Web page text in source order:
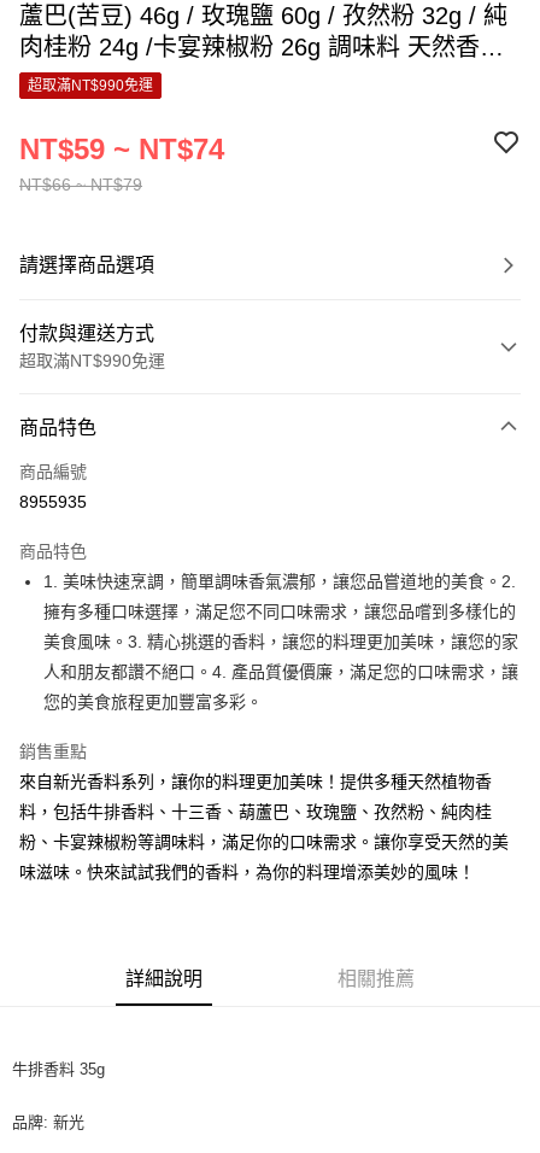
蘆巴(苦豆) 46g / 玫瑰鹽 60g / 孜然粉 32g / 純
肉桂粉 24g /卡宴辣椒粉 26g 調味料 天然香料
A超取滿NT$990免運
NT$66 ~ NT$79
NT$59 ~ NT$74
請選擇商品選項
付款與運送方式
超取滿NT$990免運
信用卡一次付款
超商取貨付款
Apple Pay
街口支付
悠遊付
全盈+PAY
AFTEE先享後付
相關說明
【關於「AFTEE先享後付」】
AFTEE先享後付是「在收到商品之後才付款」的支付方式。 讓您購物簡單
便利好安心！
１．簡單：不需註冊會員、不需綁卡、不需儲值。
１．於結帳方式選擇「AFTEE先享後付」後，將跳轉至「AFTEE先享後付」
結帳頁面，進行簡訊認證並確認金額後，即可完成結帳。
ATM／網路銀行／等多元方式進行付款，方視為交易完成。
購買商品的店家。未經商家同意取消之訂單仍視為有效，需透過AFTEE先享
每筆NT$90，滿NT$990(含以上)免運費
9.5kg
商品特色
商品編號
8955935
商品特色
1. 美味快速烹調，簡單調味香氣濃郁，讓您品嘗道地的美食。2.
擁有多種口味選擇，滿足您不同口味需求，讓您品嚐到多樣化的
美食風味。3. 精心挑選的香料，讓您的料理更加美味，讓您的家
人和朋友都讚不絕口。4. 產品質優價廉，滿足您的口味需求，讓
您的美食旅程更加豐富多彩。
銷售重點
來自新光香料系列，讓你的料理更加美味！提供多種天然植物香
料，包括牛排香料、十三香、葫蘆巴、玫瑰鹽、孜然粉、純肉桂
粉、卡宴辣椒粉等調味料，滿足你的口味需求。讓你享受天然的美
味滋味。快來試試我們的香料，為你的料理增添美妙的風味！
詳細說明 相關推薦
牛排香料 35g
品牌: 新光